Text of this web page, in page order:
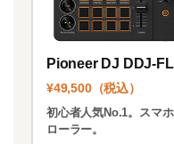
Pioneer DJ DDJ-
¥49,500（税込）
初心者人気No.1。スマ
ローラー。